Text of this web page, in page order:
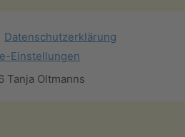
Datenschutzerklärung
Einstellungen
Tanja Oltmanns